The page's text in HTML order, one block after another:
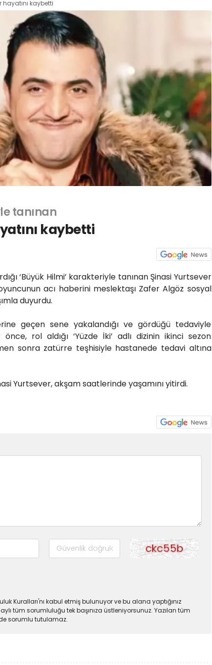
hayatını kaybetti
tanınan
kaybetti
‘Büyük Hilmi’ karakteriyle tanınan Şinasi Yurtsever
acı haberini meslektaşı Zafer Algöz sosyal
duyurdu.
geçen sene yakalandığı ve gördüğü tedaviyle
rol aldığı ‘Yüzde İki’ adlı dizinin ikinci sezon
sonra zatürre teşhisiyle hastanede tedavi altına
Yurtsever, akşam saatlerinde yaşamını yitirdi.
Kuralları'nı kabul etmiş bulunuyor ve bu alana yaptığınız
tüm sorumluluğu tek başınıza üstleniyorsunuz. Yazılan tüm
sorumlu tutulamaz.